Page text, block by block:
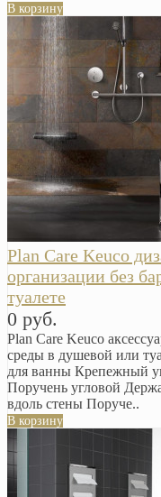
В корзину
Plan Care Keuco
организации без
туалете
0 руб.
Plan Care Keuco
среды в душевой или
для ванны Крепежный
Поручень угловой
вдоль стены Поруче..
В корзину